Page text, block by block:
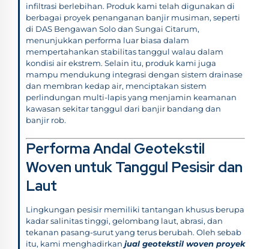
infiltrasi berlebihan. Produk kami telah digunakan di
berbagai proyek penanganan banjir musiman, seperti
di DAS Bengawan Solo dan Sungai Citarum,
menunjukkan performa luar biasa dalam
mempertahankan stabilitas tanggul walau dalam
kondisi air ekstrem. Selain itu, produk kami juga
mampu mendukung integrasi dengan sistem drainase
dan membran kedap air, menciptakan sistem
perlindungan multi-lapis yang menjamin keamanan
kawasan sekitar tanggul dari banjir bandang dan
banjir rob.
Performa Andal Geotekstil
Woven untuk Tanggul Pesisir dan
Laut
Lingkungan pesisir memiliki tantangan khusus berupa
kadar salinitas tinggi, gelombang laut, abrasi, dan
tekanan pasang-surut yang terus berubah. Oleh sebab
itu, kami menghadirkan jual geotekstil woven proyek